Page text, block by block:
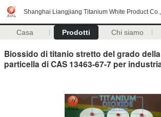
Shanghai Liangjiang Titanium White Product
Casa Prodotti Chi siamo
Biossido di titanio stretto del grado
particella di CAS 13463-67-7 per